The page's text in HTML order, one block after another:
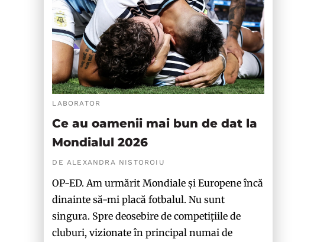
LABORATOR
Ce au oamenii mai bun de dat la
Mondialul 2026
DE ALEXANDRA NISTOROIU
OP-ED. Am urmărit Mondiale și Europene încă
dinainte să-mi placă fotbalul. Nu sunt
singura. Spre deosebire de competițiile de
cluburi, vizionate în principal numai de